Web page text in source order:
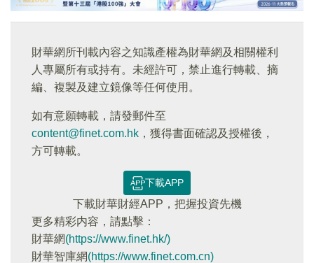
財華網所刊載內容之知識產權為財華網及相關權利
人專屬所有或持有。未經許可，禁止進行轉載、摘
編、複製及建立鏡像等任何使用。
如有意願轉載，請發郵件至
content@finet.com.hk ，獲得書面確認及授權後，
方可轉載。
下載APP
下載財華財經APP，把握投資先機
更多精彩内容，請點擊：
財華網(https://www.finet.hk/)
財華智庫網(https://www.finet.com.cn)